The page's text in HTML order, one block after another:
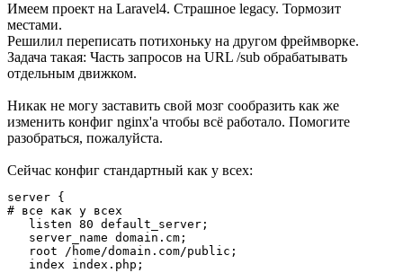
Имеем проект на Laravel4. Страшное legacy. Тормозит
местами.
Решилил переписать потихоньку на другом фреймворке.
Задача такая: Часть запросов на URL /sub обрабатывать
отдельным движком.
Никак не могу заставить свой мозг сообразить как же
изменить конфиг nginx'a чтобы всё работало. Помогите
разобраться, пожалуйста.
Сейчас конфиг стандартный как у всех:
server {
# все как у всех
   listen 80 default_server;
   server_name domain.cm;
   root /home/domain.com/public;
   index index.php;